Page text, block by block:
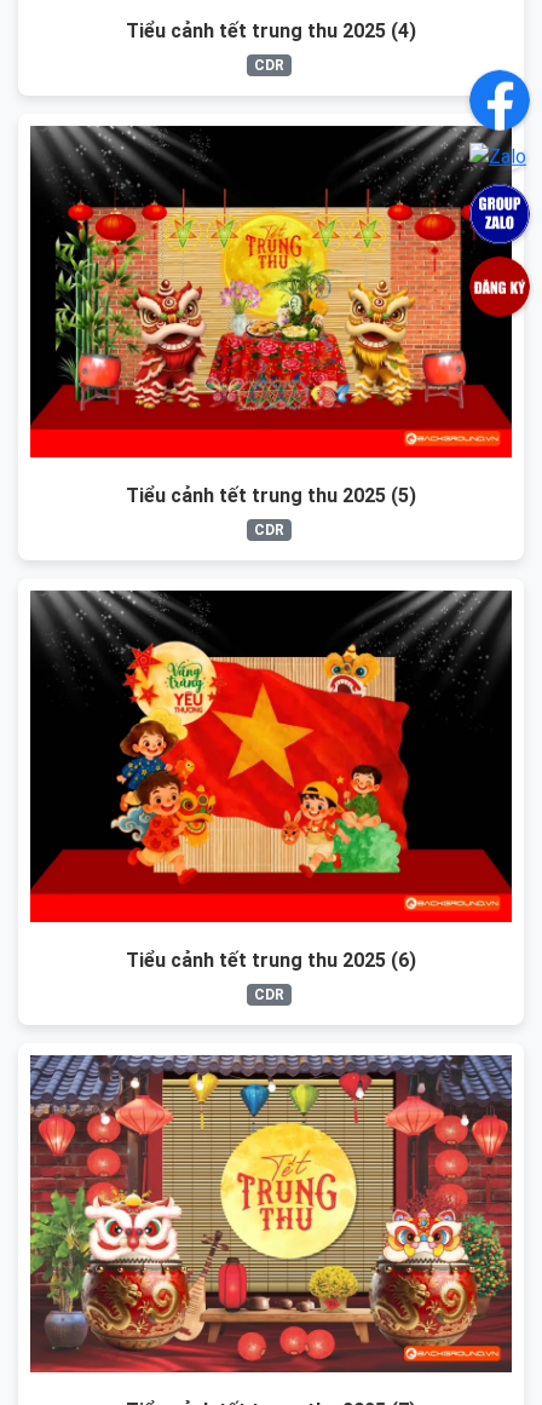
Tiểu cảnh tết trung thu 2025 (4)
CDR
Tiểu cảnh tết trung thu 2025 (5)
CDR
Tiểu cảnh tết trung thu 2025 (6)
CDR